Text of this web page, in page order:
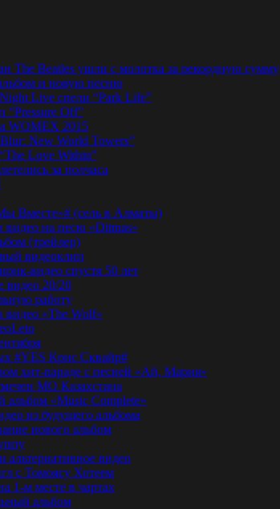
The Beatles ушли с молотка за рекордную сумму
и новую песню
Live спели “Park Life”
“Pressure Off”
WOMEX 2015
New World Towers”
Love Within”
за полчаса
Вместе»# (сель в Алматы)
видео на песю «Ditmas»
(трейлер)
видеоклип
видео спустя 50 лет
видео 20/20
работу
видео «The Wolf»
#YES Крис Сквайр#
хит-параде с песней «Ай, Мария»
МО Казахстана
альбом «Music Complete»
из будущего альбома
нового альбом
альтернативное видео
с Томоясу Хотеем
1-м месте в чартах
альбом